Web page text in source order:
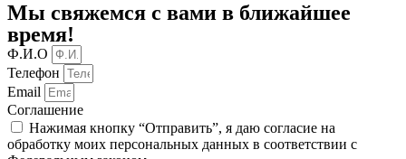
Мы свяжемся с вами в ближайшее
время!
Ф.И.О
Телефон
Email
Соглашение
Нажимая кнопку “Отправить”, я даю согласие на
обработку моих персональных данных в соответствии c